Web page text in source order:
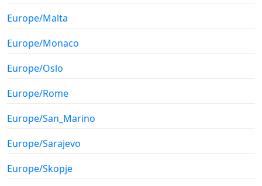
Europe/Malta
Europe/Monaco
Europe/Oslo
Europe/Rome
Europe/San_Marino
Europe/Sarajevo
Europe/Skopje